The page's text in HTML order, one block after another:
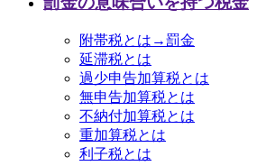
附帯税とは→罰金
延滞税とは
過少申告加算税とは
無申告加算税とは
不納付加算税とは
重加算税とは
利子税とは